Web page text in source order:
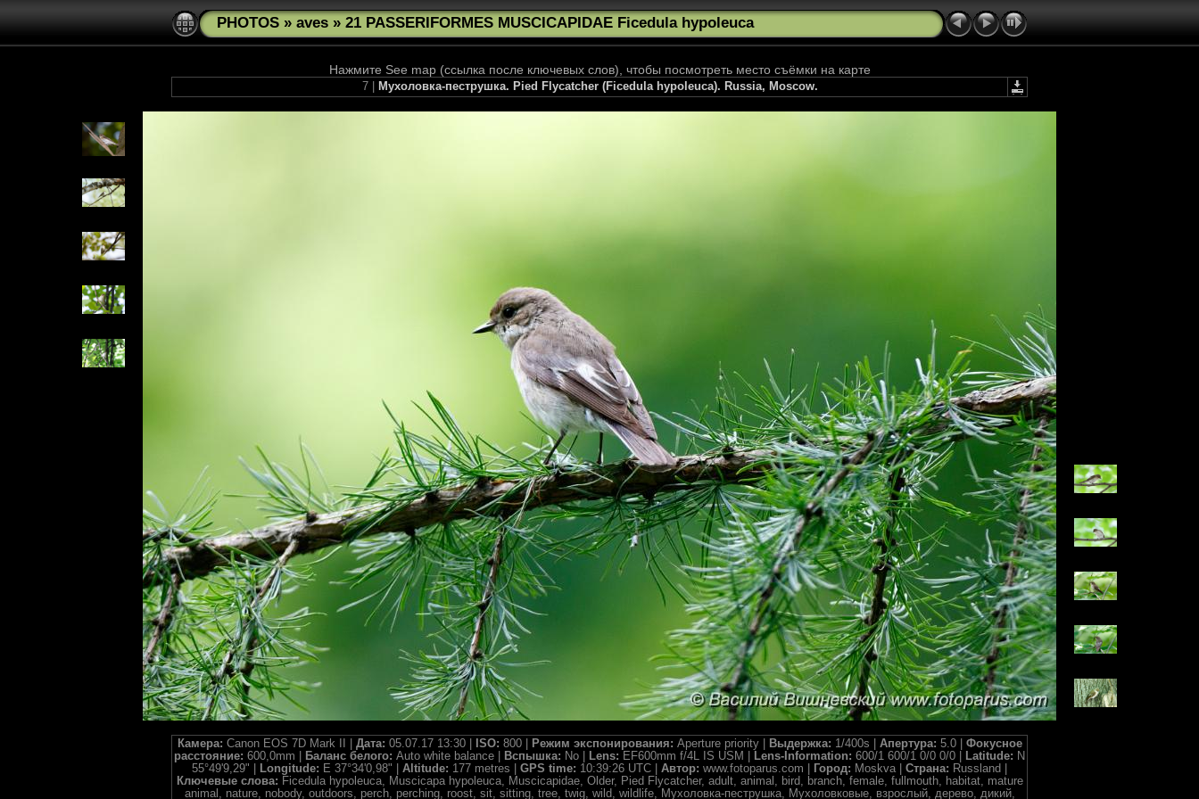
PHOTOS » aves » 21 PASSERIFORMES MUSCICAPIDAE Ficedula hypoleuca
Нажмите See map (ссылка после ключевых слов), чтобы посмотреть место съёмки на карте
7 | Мухоловка-пеструшка. Pied Flycatcher (Ficedula hypoleuca). Russia, Moscow.
Камера: Canon EOS 7D Mark II | Дата: 05.07.17 13:30 | ISO: 800 | Режим экспонирования: Aperture priority | Выдержка: 1/400s | Апертура: 5.0 | Фокусное
расстояние: 600,0mm | Баланс белого: Auto white balance | Вспышка: No | Lens: EF600mm f/4L IS USM | Lens-Information: 600/1 600/1 0/0 0/0 | Latitude: N
55°49'9,29" |
Longitude: E 37°34'0,98" | Altitude: 177 metres | GPS time: 10:39:26 UTC | Автор: www.fotoparus.com | Город: Moskva | Страна: Russland |
Ключевые слова: Ficedula hypoleuca, Muscicapa hypoleuca, Muscicapidae, Older, Pied Flycatcher, adult, animal, bird, branch, female, fullmouth, habitat, mature
animal, nature, nobody, outdoors, perch, perching, roost, sit, sitting, tree, twig, wild, wildlife, Мухоловка-пеструшка, Мухоловковые, взрослый, дерево, дикий,